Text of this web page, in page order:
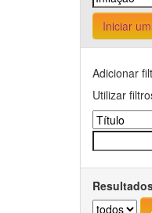
Iniciar
Adicionar
Utilizar